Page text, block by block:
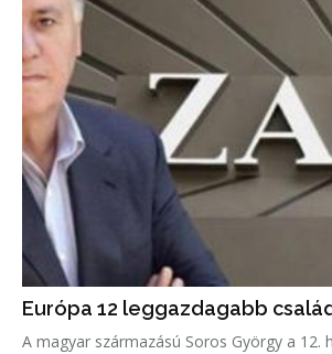
Európa 12 leggazdagabb
A magyar származású Soros György a 12.